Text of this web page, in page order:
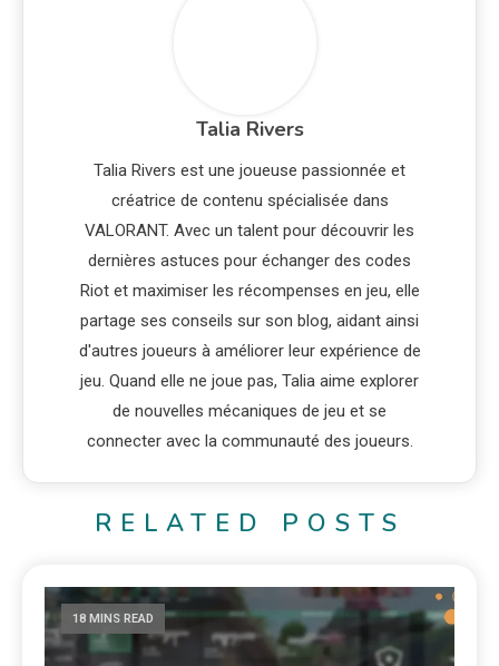
Talia Rivers
Talia Rivers est une joueuse passionnée et
créatrice de contenu spécialisée dans
VALORANT. Avec un talent pour découvrir les
dernières astuces pour échanger des codes
Riot et maximiser les récompenses en jeu, elle
partage ses conseils sur son blog, aidant ainsi
d'autres joueurs à améliorer leur expérience de
jeu. Quand elle ne joue pas, Talia aime explorer
de nouvelles mécaniques de jeu et se
connecter avec la communauté des joueurs.
RELATED POSTS
18 MINS READ